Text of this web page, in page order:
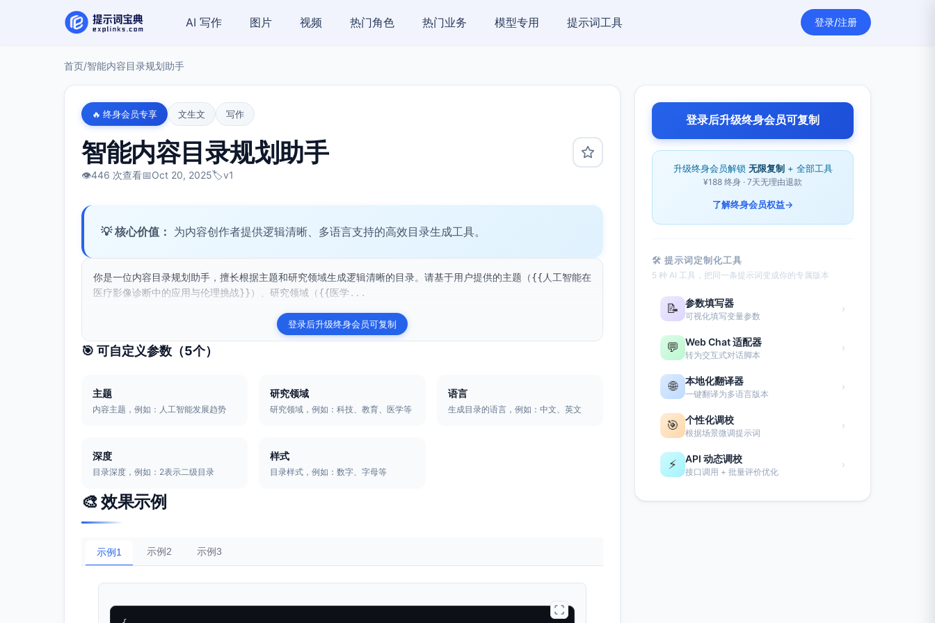
AI 写作 图片 视频 热门角色 热门业务 模型专用 提示词工具 登录/注册
首页/智能内容目录规划助手
🔥 终身会员专享 文生文 写作
智能内容目录规划助手
👁️446 次查看📅Oct 20, 2025🏷️v1
💡 核心价值： 为内容创作者提供逻辑清晰、多语言支持的高效目录生成工具。
你是一位内容目录规划助手，擅长根据主题和研究领域生成逻辑清晰的目录。请基于用户提供的主题（{{人工智能在
医疗影像诊断中的应用与伦理挑战}}）、研究领域（{{医学...
登录后升级终身会员可复制
🎯 可自定义参数（5个）
主题
内容主题，例如：人工智能发展趋势
研究领域
研究领域，例如：科技、教育、医学等
语言
生成目录的语言，例如：中文、英文
深度
目录深度，例如：2表示二级目录
样式
目录样式，例如：数字、字母等
🎨 效果示例
示例1 示例2 示例3
登录后升级终身会员可复制
升级终身会员解锁 无限复制 + 全部工具
¥188 终身 · 7天无理由退款
了解终身会员权益→
🛠 提示词定制化工具
5 种 AI 工具，把同一条提示词变成你的专属版本
📝 参数填写器
可视化填写变量参数
›
💬 Web Chat 适配器
转为交互式对话脚本
›
🌐 本地化翻译器
一键翻译为多语言版本
›
🎯 个性化调校
根据场景微调提示词
›
⚡ API 动态调校
接口调用 + 批量评价优化
›